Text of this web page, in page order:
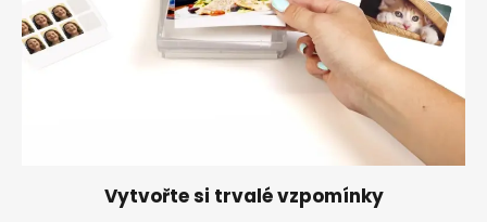
Vytvořte si trvalé vzpomínky